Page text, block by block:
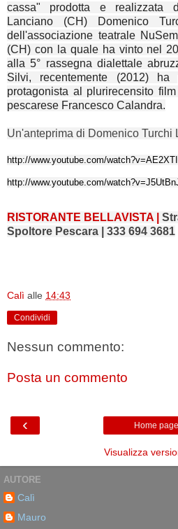
cassa" prodotta e realizzata
Lanciano (CH) Domenico
dell'associazione teatrale
(CH) con la quale ha vinto nel
alla 5° rassegna dialettale
Silvi, recentemente (2012) ha
protagonista al plurirecensito
pescarese Francesco Calandra.
Un'anteprima di Domenico Turchi
http://www.youtube.com/watch?
http://www.youtube.com/watch?
RISTORANTE BELLAVISTA |
Spoltore Pescara | 333 694 3681
Calì alle 14:43
Condividi
Nessun commento:
Posta un commento
‹ Home page
Visualizza
AUTORE
Calì
Mauro